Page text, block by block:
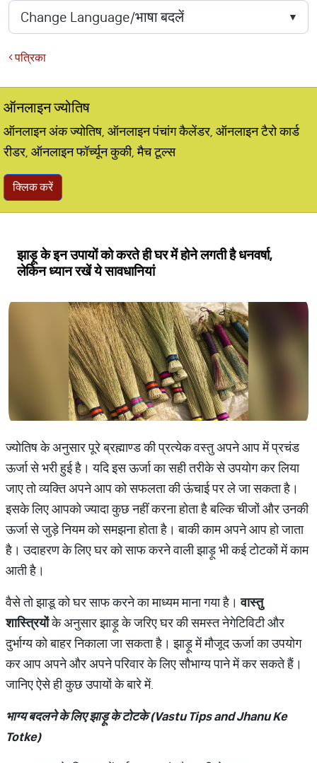
पत्रिका
ऑनलाइन ज्योतिष
ऑनलाइन अंक ज्योतिष, ऑनलाइन पंचांग कैलेंडर, ऑनलाइन टैरो कार्ड
रीडर, ऑनलाइन फॉर्च्यून कुकी, मैच टूल्स
क्लिक करें
झाड़ू के इन उपायों को करते ही घर में होने लगती है धनवर्षा,
लेकिन ध्यान रखें ये सावधानियां
ज्योतिष के अनुसार पूरे ब्रह्माण्ड की प्रत्येक वस्तु अपने आप में प्रचंड
ऊर्जा से भरी हुई है। यदि इस ऊर्जा का सही तरीके से उपयोग कर लिया
जाए तो व्यक्ति अपने आप को सफलता की ऊंचाई पर ले जा सकता है।
इसके लिए आपको ज्यादा कुछ नहीं करना होता है बल्कि चीजों और उनकी
ऊर्जा से जुड़े नियम को समझना होता है। बाकी काम अपने आप हो जाता
है। उदाहरण के लिए घर को साफ करने वाली झाड़ू भी कई टोटकों में काम
आती है।
वैसे तो झाडू को घर साफ करने का माध्यम माना गया है।वास्तु
शास्त्रियोंके अनुसार झाड़ू के जरिए घर की समस्त नेगेटिविटी और
दुर्भाग्य को बाहर निकाला जा सकता है। झाड़ू में मौजूद ऊर्जा का उपयोग
कर आप अपने और अपने परिवार के लिए सौभाग्य पाने में कर सकते हैं।
जानिए ऐसे ही कुछ उपायों के बारे में.
भाग्य बदलने के लिए झाड़ू के टोटके (Vastu Tips and Jhanu Ke
Totke)